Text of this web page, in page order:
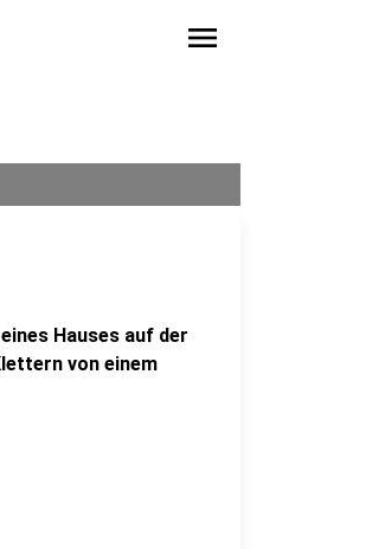
menu
Hauses auf der
von einem